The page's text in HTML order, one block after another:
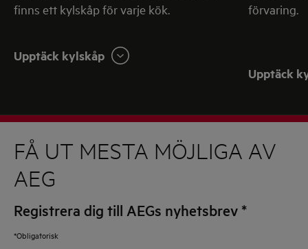
finns ett kylskåp för varje kök.
Upptäck kylskåp
förvaring.
Upptäck
FÅ UT MESTA MÖJLIGA AV
AEG
Registrera dig till AEGs nyhetsbrev *
*Obligatorisk